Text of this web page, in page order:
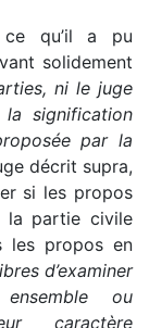
ce qu’il a pu
solidement
ni le juge
signification
par la
décrit supra,
si les propos
la partie civile
les propos en
d’examiner
ou
caractère